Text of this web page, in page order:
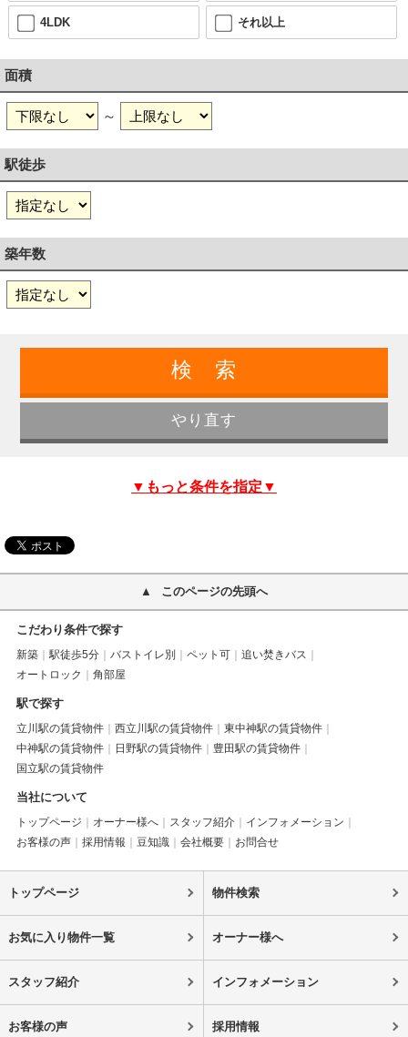
4LDK それ以上
面積
～
駅徒歩
築年数
▼もっと条件を指定▼
このページの先頭へ
こだわり条件で探す
新築 駅徒歩5分 バストイレ別 ペット可
追い焚きバス
オートロック
角部屋
駅で探す
立川駅の賃貸物件 西立川駅の賃貸物件
東中神駅の賃貸物件
中神駅の賃貸物件
日野駅の賃貸物件
豊田駅の賃貸物件
国立駅の賃貸物件
当社について
トップページ オーナー様へ スタッフ紹介
インフォメーション
お客様の声
採用情報 豆知識 会社概要 お問合せ
トップページ 物件検索
お気に入り物件一覧 オーナー様へ
スタッフ紹介 インフォメーション
お客様の声 採用情報